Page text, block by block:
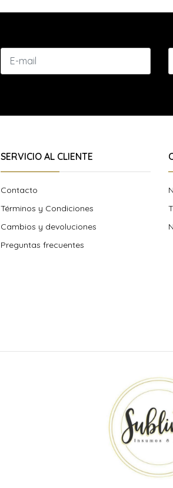
SERVICIO AL CLIENTE
Contacto
Términos y Condiciones
Cambios y devoluciones
Preguntas frecuentes